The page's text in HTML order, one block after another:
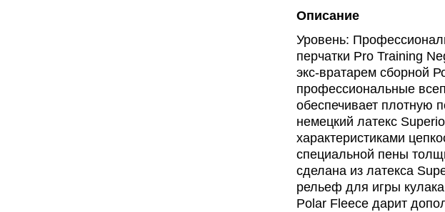
- сумма всех заказов за 6 месяцев 200.000
сумма всех заказов за 6 месяцев - 400.000
Описание
Уровень:
перчатки Pro Training
экс-вратарем сборной
профессиональные
обеспечивает плотную
немецкий латекс
характеристиками
специальной пены
сделана из латекса
рельеф для игры
Polar Fleece дарит